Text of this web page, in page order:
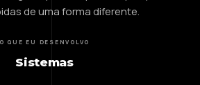
de uma forma diferente.
O QUE EU DESENVOLVO
Sistemas